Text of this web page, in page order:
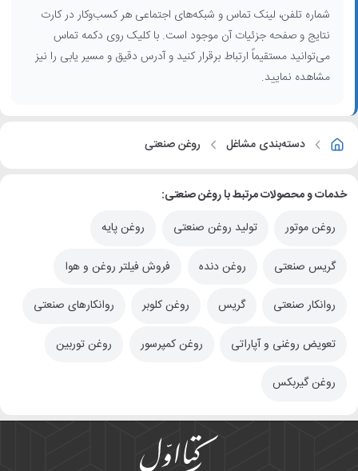
شماره تلفن، لینک تماس و شبکه‌های اجتماعی هر کسب‌وکار در کارت
نتایج و صفحه جزئیات آن موجود است. با کلیک روی دکمه تماس
می‌توانید مستقیماً ارتباط برقرار کنید و آدرس دقیق و مسیر یابی را نیز
مشاهده نمایید.
دسته‌بندی مشاغل روغن صنعتی
خدمات و محصولات مرتبط با روغن صنعتی:
روغن موتور
تولید روغن صنعتی روغن پایه
گریس صنعتی روغن دنده فروش فیلتر روغن و هوا
روانکار صنعتی گریس روغن کلوبر روانکارهای صنعتی
تعویض روغنی و آپاراتی روغن کمپرسور روغن توربین
روغن گیربکس